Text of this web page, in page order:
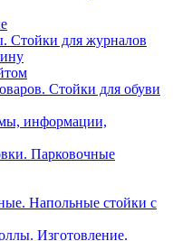
Стойки для журналов
Стойки для обуви
информации,
Парковочные
Напольные стойки с
Изготовление.